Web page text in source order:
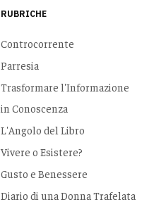
RUBRICHE
Controcorrente
Parresia
Trasformare l'Informazione
in Conoscenza
L'Angolo del Libro
Vivere o Esistere?
Gusto e Benessere
Diario di una Donna Trafelata